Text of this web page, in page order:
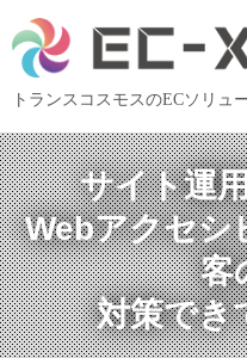
トランスコスモスのECソリュ
サ
無
サイト運
Webアクセシ
客
対策でき